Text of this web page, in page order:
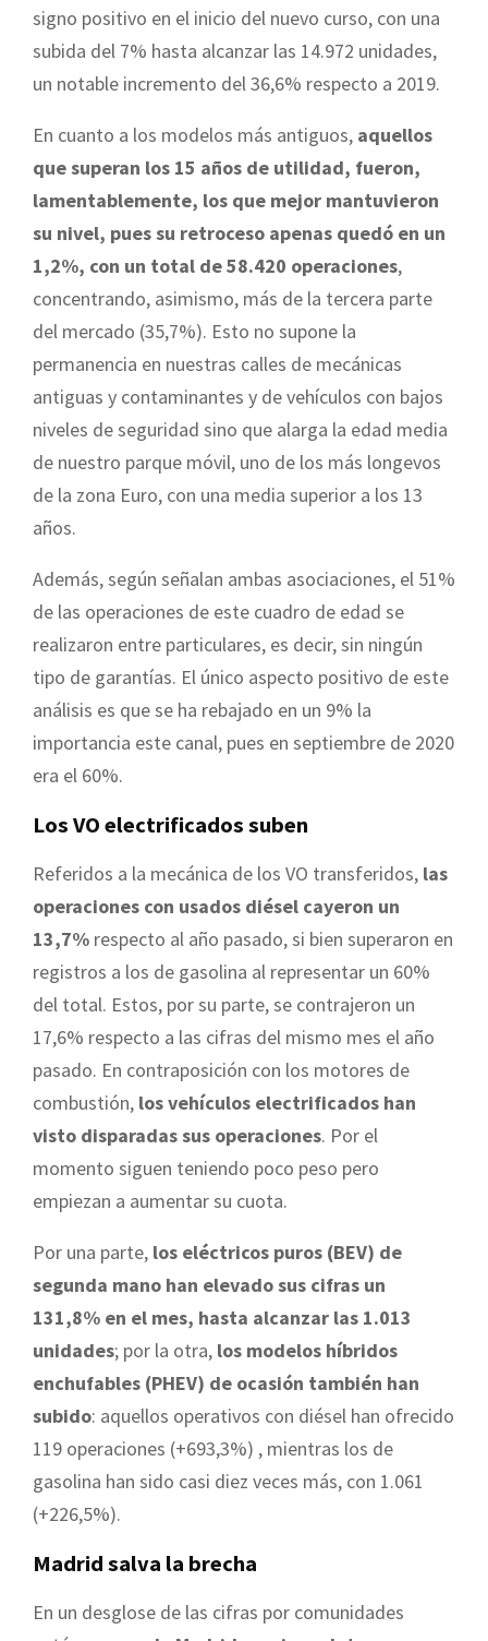
signo positivo en el inicio del nuevo curso, con una
subida del 7% hasta alcanzar las 14.972 unidades,
un notable incremento del 36,6% respecto a 2019.
En cuanto a los modelos más antiguos, aquellos
que superan los 15 años de utilidad, fueron,
lamentablemente, los que mejor mantuvieron
su nivel, pues su retroceso apenas quedó en un
1,2%, con un total de 58.420 operaciones,
concentrando, asimismo, más de la tercera parte
del mercado (35,7%). Esto no supone la
permanencia en nuestras calles de mecánicas
antiguas y contaminantes y de vehículos con bajos
niveles de seguridad sino que alarga la edad media
de nuestro parque móvil, uno de los más longevos
de la zona Euro, con una media superior a los 13
años.
Además, según señalan ambas asociaciones, el 51%
de las operaciones de este cuadro de edad se
realizaron entre particulares, es decir, sin ningún
tipo de garantías. El único aspecto positivo de este
análisis es que se ha rebajado en un 9% la
importancia este canal, pues en septiembre de 2020
era el 60%.
Los VO electrificados suben
Referidos a la mecánica de los VO transferidos, las
operaciones con usados diésel cayeron un
13,7% respecto al año pasado, si bien superaron en
registros a los de gasolina al representar un 60%
del total. Estos, por su parte, se contrajeron un
17,6% respecto a las cifras del mismo mes el año
pasado. En contraposición con los motores de
combustión, los vehículos electrificados han
visto disparadas sus operaciones. Por el
momento siguen teniendo poco peso pero
empiezan a aumentar su cuota.
Por una parte, los eléctricos puros (BEV) de
segunda mano han elevado sus cifras un
131,8% en el mes, hasta alcanzar las 1.013
unidades; por la otra, los modelos híbridos
enchufables (PHEV) de ocasión también han
subido: aquellos operativos con diésel han ofrecido
119 operaciones (+693,3%) , mientras los de
gasolina han sido casi diez veces más, con 1.061
(+226,5%).
Madrid salva la brecha
En un desglose de las cifras por comunidades